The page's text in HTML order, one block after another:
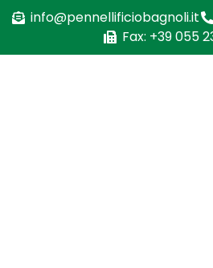
info@pennellificiobagnoli.it
Fax: +39 055